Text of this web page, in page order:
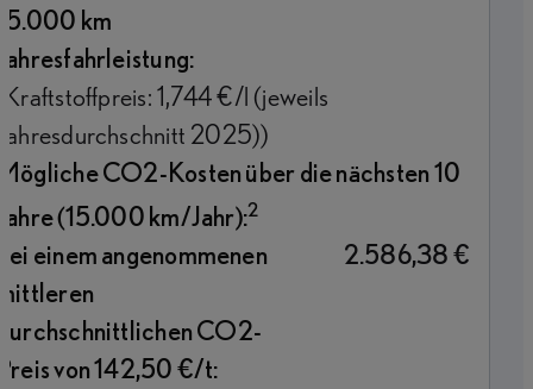
km
1,744 €/l (jeweils
2025))
CO2-Kosten über die nächsten 10
(15.000 km/Jahr):2
einem angenommenen
CO2-
von 142,50 €/t:
2.586,38 €